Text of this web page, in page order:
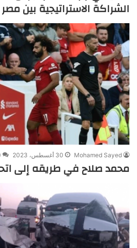
الشراكة الاستراتيجية بين
Mohamed Sayed 30 أغسطس، 2023
محمد صلاح في طريقه إلى